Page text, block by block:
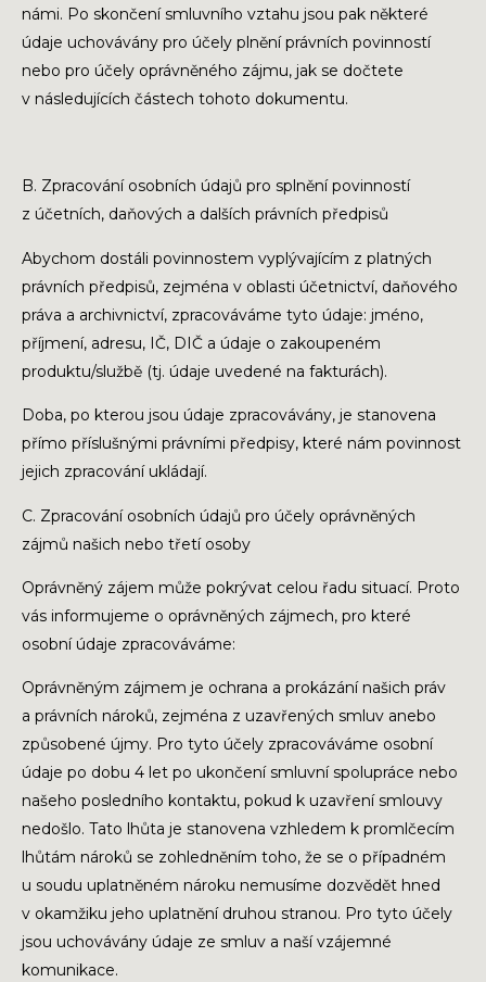
námi. Po skončení smluvního vztahu jsou pak některé
údaje uchovávány pro účely plnění právních povinností
nebo pro účely oprávněného zájmu, jak se dočtete
v následujících částech tohoto dokumentu.
B. Zpracování osobních údajů pro splnění povinností
z účetních, daňových a dalších právních předpisů
Abychom dostáli povinnostem vyplývajícím z platných
právních předpisů, zejména v oblasti účetnictví, daňového
práva a archivnictví, zpracováváme tyto údaje: jméno,
příjmení, adresu, IČ, DIČ a údaje o zakoupeném
produktu/službě (tj. údaje uvedené na fakturách).
Doba, po kterou jsou údaje zpracovávány, je stanovena
přímo příslušnými právními předpisy, které nám povinnost
jejich zpracování ukládají.
C. Zpracování osobních údajů pro účely oprávněných
zájmů našich nebo třetí osoby
Oprávněný zájem může pokrývat celou řadu situací. Proto
vás informujeme o oprávněných zájmech, pro které
osobní údaje zpracováváme:
Oprávněným zájmem je ochrana a prokázání našich práv
a právních nároků, zejména z uzavřených smluv anebo
způsobené újmy. Pro tyto účely zpracováváme osobní
údaje po dobu 4 let po ukončení smluvní spolupráce nebo
našeho posledního kontaktu, pokud k uzavření smlouvy
nedošlo. Tato lhůta je stanovena vzhledem k promlčecím
lhůtám nároků se zohledněním toho, že se o případném
u soudu uplatněném nároku nemusíme dozvědět hned
v okamžiku jeho uplatnění druhou stranou. Pro tyto účely
jsou uchovávány údaje ze smluv a naší vzájemné
komunikace.